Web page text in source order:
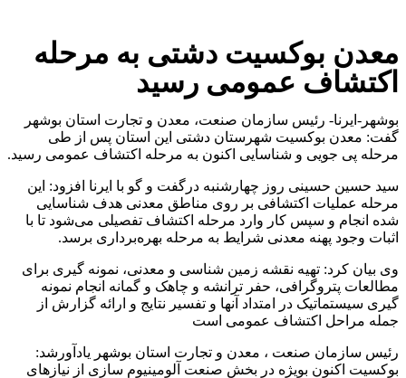
معدن بوکسیت دشتی به مرحله
اکتشاف عمومی رسید
بوشهر-ایرنا- رئیس سازمان صنعت، معدن و تجارت استان بوشهر
گفت: معدن بوکسیت شهرستان دشتی این استان پس از طی
مرحله پی جویی و شناسایی اکنون به مرحله اکتشاف عمومی رسید.
سید حسین حسینی روز چهارشنبه درگفت و گو با ایرنا افزود: این
مرحله عملیات اکتشافی بر روی مناطق معدنی هدف شناسایی
شده انجام و سپس کار وارد مرحله اکتشاف تفصیلی می‌شود تا با
اثبات وجود پهنه معدنی شرایط به مرحله بهره‌برداری برسد.
وی بیان کرد: تهیه نقشه زمین شناسی و معدنی، نمونه گیری برای
مطالعات پتروگرافی، حفر ترانشه و چاهک و گمانه انجام نمونه
گیری سیستماتیک در امتداد آنها و تفسیر نتایج و ارائه گزارش از
جمله مراحل اکتشاف عمومی است‌
رئیس سازمان صنعت ، معدن و تجارت استان بوشهر یادآورشد:
بوکسیت اکنون بویژه در بخش صنعت آلومینیوم سازی از نیازهای